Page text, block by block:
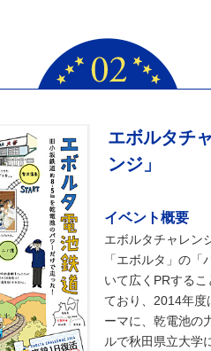
エボルタチ
ンジ」
イベント概要
エボルタチャレン
「エボルタ」の
いて広くPRする
ており、2014年度
ーマに、乾電池の
ルで秋田県立大学